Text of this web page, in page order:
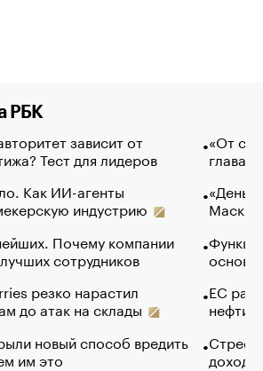
РБК
зависит от
Тест для лидеров
Как ИИ-агенты
индустрию
Почему компании
сотрудников
резко нарастил
до атак на склады
новый способ вредить
им это
«От
глава
Маск в
основ
ЕС
нефти